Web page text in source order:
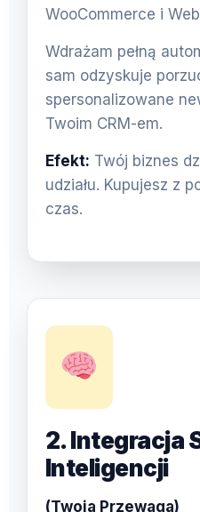
WooCommerce i
Wdrażam pełną
sam odzyskuje
spersonalizowane
Twoim CRM-em.
Efekt: Twój biznes
udziału. Kupujesz z
czas.
2. Integracja
Inteligencji
(Twoja Przewaga)